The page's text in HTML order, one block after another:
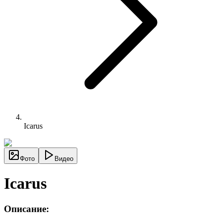
Icarus
Фото Видео
Icarus
Описание: